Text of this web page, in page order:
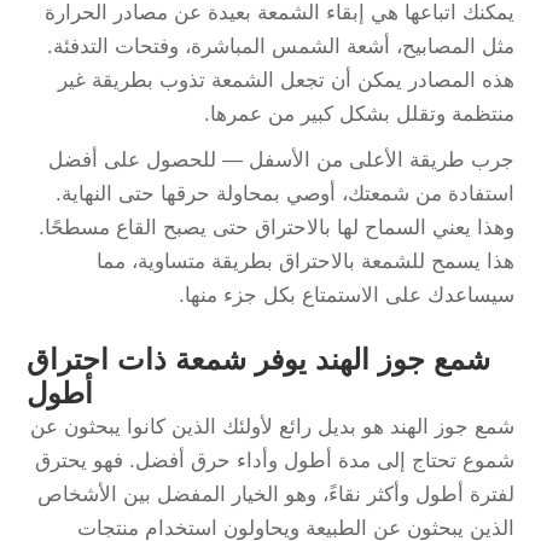
يمكنك اتباعها هي إبقاء الشمعة بعيدة عن مصادر الحرارة
مثل المصابيح، أشعة الشمس المباشرة، وفتحات التدفئة.
هذه المصادر يمكن أن تجعل الشمعة تذوب بطريقة غير
منتظمة وتقلل بشكل كبير من عمرها.
جرب طريقة الأعلى من الأسفل — للحصول على أفضل
استفادة من شمعتك، أوصي بمحاولة حرقها حتى النهاية.
وهذا يعني السماح لها بالاحتراق حتى يصبح القاع مسطحًا.
هذا يسمح للشمعة بالاحتراق بطريقة متساوية، مما
سيساعدك على الاستمتاع بكل جزء منها.
شمع جوز الهند يوفر شمعة ذات احتراق
أطول
شمع جوز الهند هو بديل رائع لأولئك الذين كانوا يبحثون عن
شموع تحتاج إلى مدة أطول وأداء حرق أفضل. فهو يحترق
لفترة أطول وأكثر نقاءً، وهو الخيار المفضل بين الأشخاص
الذين يبحثون عن الطبيعة ويحاولون استخدام منتجات